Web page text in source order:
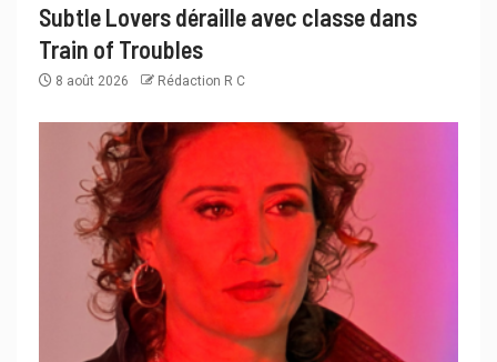
Subtle Lovers déraille avec classe dans
Train of Troubles
8 août 2026 Rédaction R C